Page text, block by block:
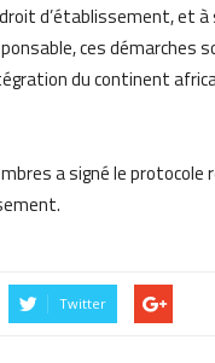
d’établissement, et
ces
du continent
a signé le protocole
Twitter